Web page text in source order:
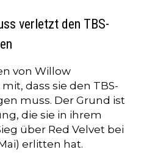
verletzt den TBS-
von Willow
dass sie den TBS-
muss. Der Grund ist
die sie in ihrem
über Red Velvet bei
erlitten hat.